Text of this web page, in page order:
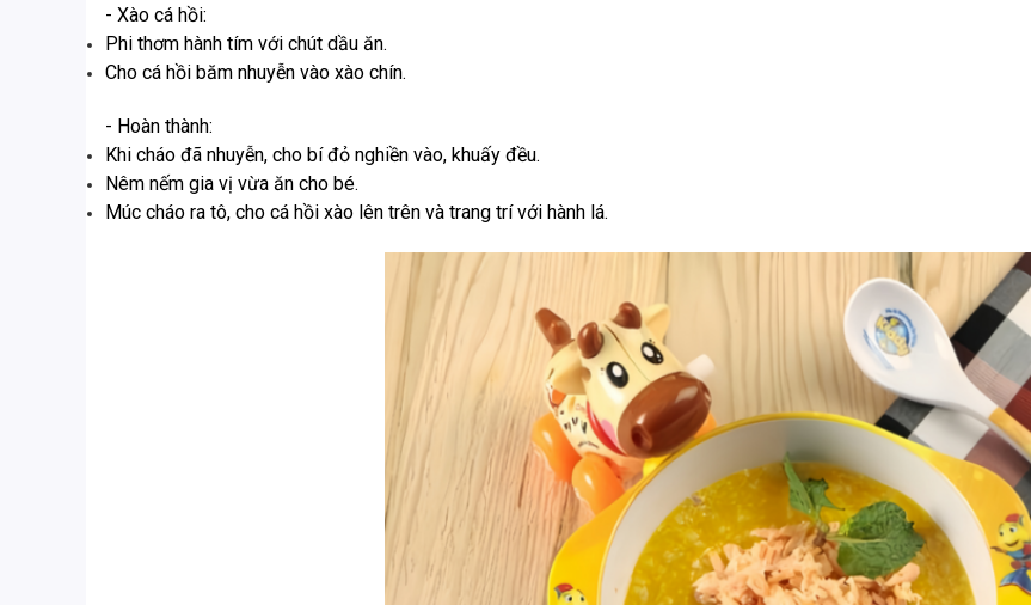
- Xào cá hồi:
Phi thơm hành tím với chút dầu ăn.
Cho cá hồi băm nhuyễn vào xào chín.
- Hoàn thành:
Khi cháo đã nhuyễn, cho bí đỏ nghiền vào, khuấy đều.
Nêm nếm gia vị vừa ăn cho bé.
Múc cháo ra tô, cho cá hồi xào lên trên và trang trí với hành lá.